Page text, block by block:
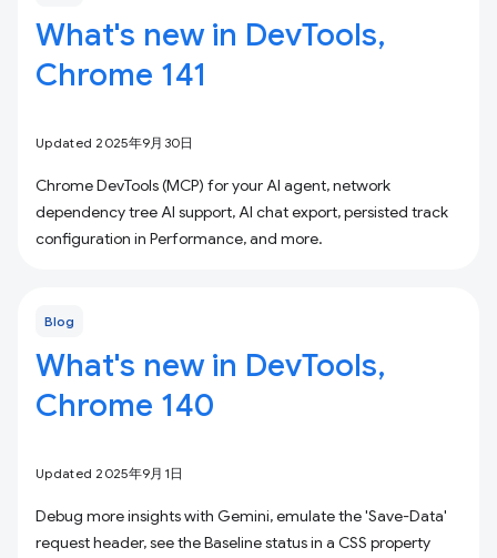
What's new in DevTools,
Chrome 141
Updated 2025年9月30日
Chrome DevTools (MCP) for your AI agent, network
dependency tree AI support, AI chat export, persisted track
configuration in Performance, and more.
Blog
What's new in DevTools,
Chrome 140
Updated 2025年9月1日
Debug more insights with Gemini, emulate the 'Save-Data'
request header, see the Baseline status in a CSS property